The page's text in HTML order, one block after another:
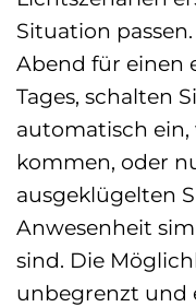
Situation
Abend für einen
Tages, schalten
automatisch ein,
kommen, oder
ausgeklügelten
Anwesenheit
sind. Die
unbegrenzt und